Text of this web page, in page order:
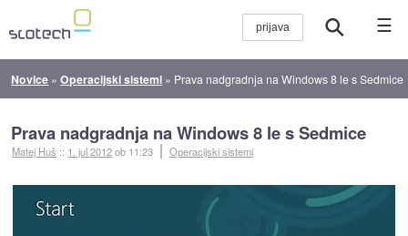
☰
Novice »Operacijski sistemi » Prava nadgradnja na Windows 8 le s Sedmice
Prava nadgradnja na Windows 8 le s Sedmice
Matej Huš :: 1. jul 2012ob 11:23 Operacijski sistemi